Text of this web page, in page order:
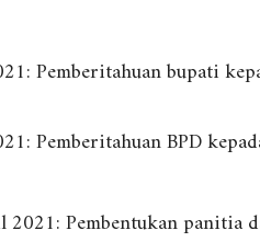
Pemberitahuan bupati
Pemberitahuan BPD
Pembentukan panitia